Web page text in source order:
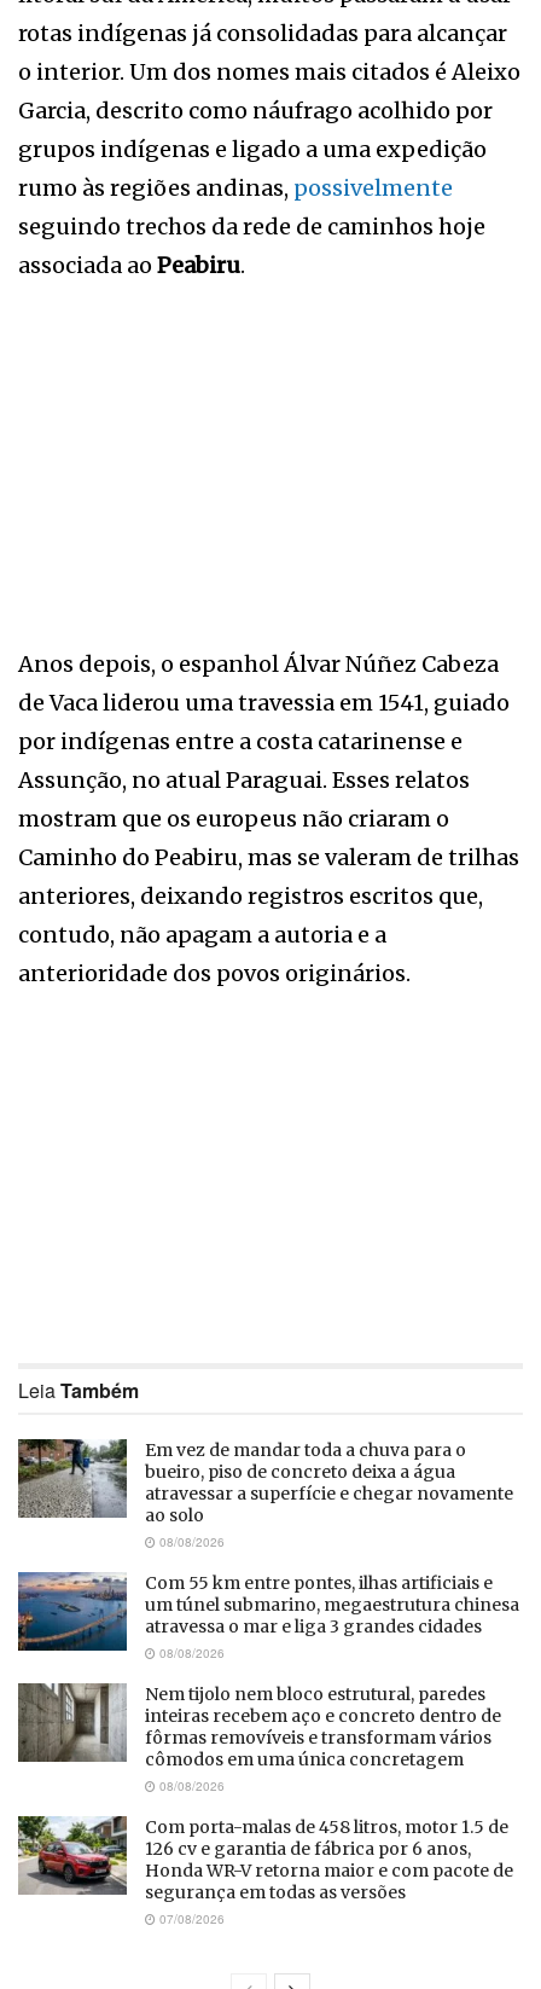
rotas indígenas já consolidadas para alcançar
o interior. Um dos nomes mais citados é Aleixo
Garcia, descrito como náufrago acolhido por
grupos indígenas e ligado a uma expedição
rumo às regiões andinas, possivelmente
seguindo trechos da rede de caminhos hoje
associada ao Peabiru.
Anos depois, o espanhol Álvar Núñez Cabeza
de Vaca liderou uma travessia em 1541, guiado
por indígenas entre a costa catarinense e
Assunção, no atual Paraguai. Esses relatos
mostram que os europeus não criaram o
Caminho do Peabiru, mas se valeram de trilhas
anteriores, deixando registros escritos que,
contudo, não apagam a autoria e a
anterioridade dos povos originários.
LeiaTambém
Em vez de mandar toda a chuva para o
bueiro, piso de concreto deixa a água
atravessar a superfície e chegar novamente
ao solo
08/08/2026
Com 55 km entre pontes, ilhas artificiais e
um túnel submarino, megaestrutura chinesa
atravessa o mar e liga 3 grandes cidades
08/08/2026
Nem tijolo nem bloco estrutural, paredes
inteiras recebem aço e concreto dentro de
fôrmas removíveis e transformam vários
cômodos em uma única concretagem
08/08/2026
Com porta-malas de 458 litros, motor 1.5 de
126 cv e garantia de fábrica por 6 anos,
Honda WR-V retorna maior e com pacote de
segurança em todas as versões
07/08/2026